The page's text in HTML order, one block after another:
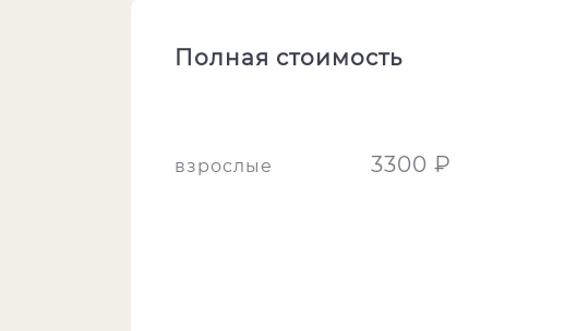
Полная стоимость
взрослые 3300 ₽